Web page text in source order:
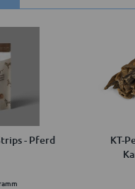
- Pferd
KT-